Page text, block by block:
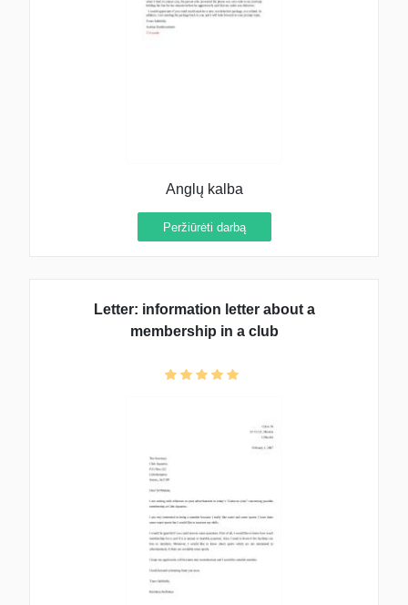
Anglų kalba
Peržiūrėti darbą
Letter: information letter about a
membership in a club